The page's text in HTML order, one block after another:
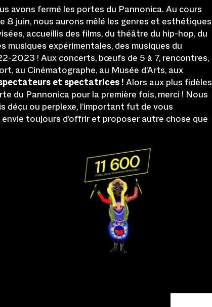
avons fermé les portes du Pannonica. Au cours
8 juin, nous aurons mêlé les genres et esthétiques
accueillis des films, du théâtre du hip-hop, du
musiques expérimentales, des musiques du
2023 ! Aux concerts, bœufs de 5 à 7, rencontres,
au Cinématographe, au Musée d’Arts, aux
et spectatrices ! Alors aux plus fidèles
du Pannonica pour la première fois, merci ! Nous
déçu ou perplexe, l’important fut de vous
toujours d’offrir et proposer autre chose que